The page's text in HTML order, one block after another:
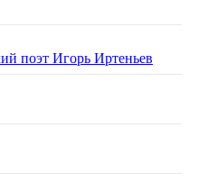
поэт Игорь Иртеньев